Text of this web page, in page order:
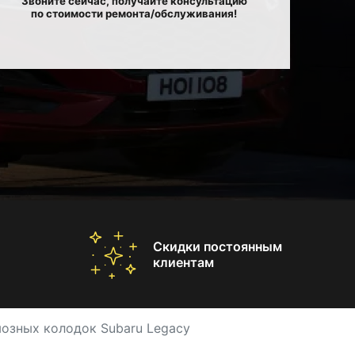
по стоимости ремонта/обслуживания!
Скидки постоянным
клиентам
колодок Subaru Legacy